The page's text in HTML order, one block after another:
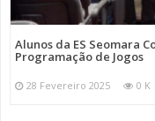
Alunos da ES Seomara
Programação de Jogos
28 Fevereiro 2025 0 K